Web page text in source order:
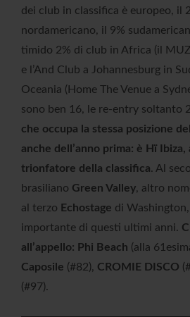
dei club in classifica è europeo, il
nordamericano, il 9%
timido 2% di club in Africa (il
e l’And Club a Johannesburg in
Oceania (Home The Venue a
sono ben 16, le re-entry soltanto
che occupa la stessa posizione
anche dell’anno prima: è Hï
trionfatore della classifica. Al
brasiliano Green Valley, altro
al terzo Echostage di
importante di questi ultimi anni.
all’appello: Phi Beach (alla
Caposile (#82), CROMIE DISCO
(#97).